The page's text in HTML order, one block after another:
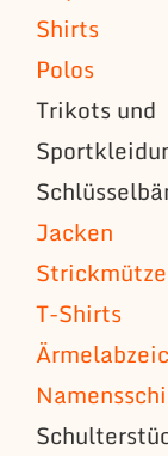
Shirts
Polos
Trikots und
Jacken
T-Shirts